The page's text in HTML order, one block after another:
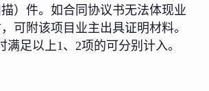
）件。如合同协议书无法体现业
可附该项目业主出具证明材料。
满足以上1、2项的可分别计入。